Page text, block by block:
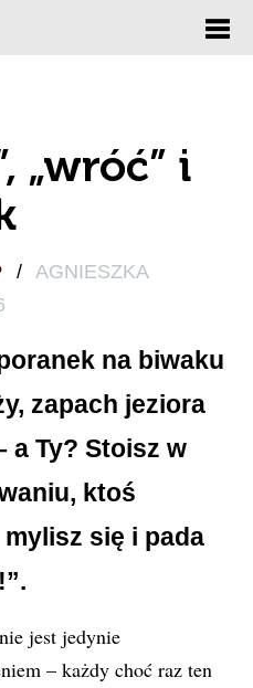
„wróć” i
/ AGNIESZKA
na biwaku
zapach jeziora
a Ty? Stoisz w
ktoś
się i pada
jest jedynie
– każdy choć raz ten